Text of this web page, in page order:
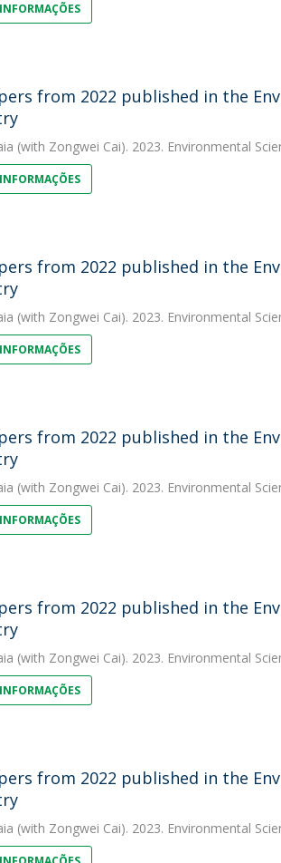
from 2022 published in the
(with Zongwei Cai). 2023. Environmental
from 2022 published in the
(with Zongwei Cai). 2023. Environmental
from 2022 published in the
(with Zongwei Cai). 2023. Environmental
from 2022 published in the
(with Zongwei Cai). 2023. Environmental
from 2022 published in the
(with Zongwei Cai). 2023. Environmental